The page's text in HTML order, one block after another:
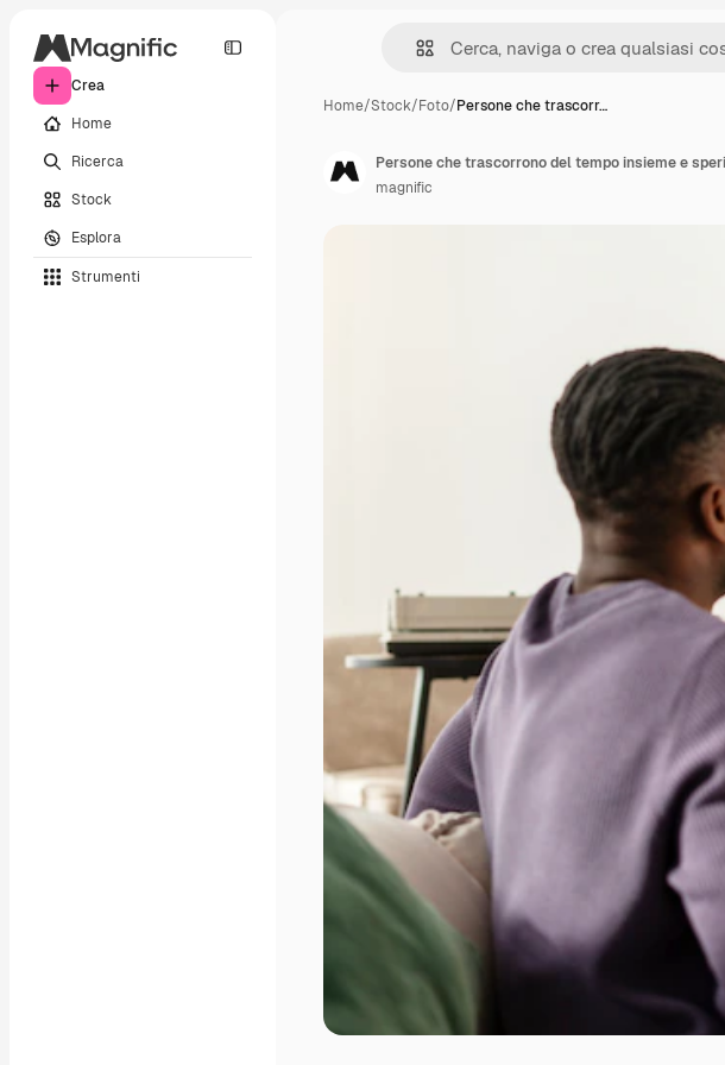
Crea
Home
Ricerca
Stock
Esplora
Strumenti
Home/Stock/Foto/Persone che trascorr…
magnific